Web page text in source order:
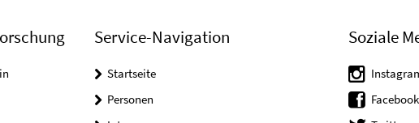
Service-Navigation
Startseite
Personen
Soziale
Facebook